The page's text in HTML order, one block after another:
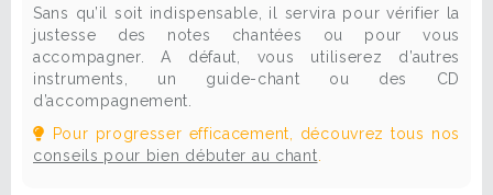
Sans qu’il soit indispensable, il servira pour vérifier la
justesse des notes chantées ou pour vous
accompagner. A défaut, vous utiliserez d’autres
instruments, un guide-chant ou des CD
d’accompagnement.
Pour progresser efficacement, découvrez tous nos
conseils pour bien débuter au chant